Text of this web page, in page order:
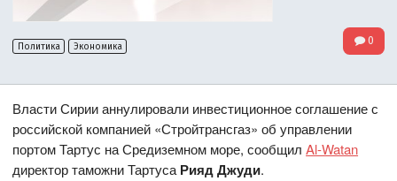
Политика Экономика 0
Власти Сирии аннулировали инвестиционное соглашение с
российской компанией «Стройтрансгаз» об управлении
портом Тартус на Средиземном море, сообщилAl-Watan
директор таможни ТартусаРияд Джуди.